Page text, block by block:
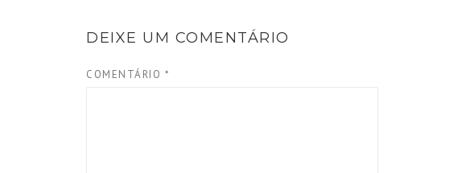
DEIXE UM COMENTÁRIO
COMENTÁRIO *